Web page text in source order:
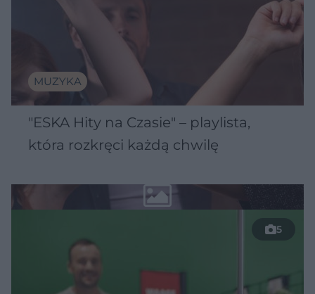
MUZYKA
"ESKA Hity na Czasie" – playlista,
która rozkręci każdą chwilę
5